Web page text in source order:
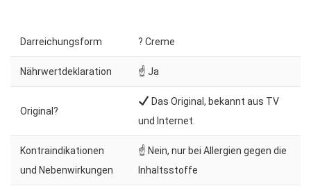
Darreichungsform ? Creme
Nährwertdeklaration ☝ Ja
Original?
Das Original, bekannt aus TV
und Internet.
Kontraindikationen
und Nebenwirkungen
☝ Nein, nur bei Allergien gegen die
Inhaltsstoffe